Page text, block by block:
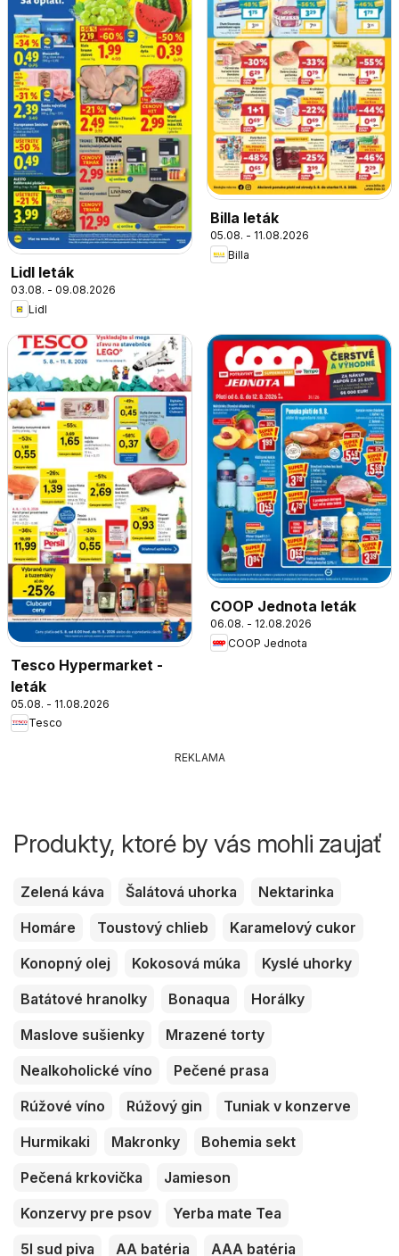
Lidl leták
03.08. - 09.08.2026
Lidl
Billa leták
05.08. - 11.08.2026
Billa
Tesco Hypermarket -
leták
05.08. - 11.08.2026
Tesco
COOP Jednota leták
06.08. - 12.08.2026
COOP Jednota
REKLAMA
Produkty, ktoré by vás mohli zaujať
Zelená káva Šalátová uhorka
Nektarinka
Homáre
Toustový chlieb
Karamelový cukor
Konopný olej
Kokosová múka
Kyslé uhorky
Batátové hranolky
Bonaqua
Horálky
Maslove sušienky
Mrazené torty
Nealkoholické víno
Pečené prasa
Rúžové víno
Rúžový gin
Tuniak v konzerve
Hurmikaki
Makronky
Bohemia sekt
Pečená krkovička
Jamieson
Konzervy pre psov
Yerba mate Tea
5l sud piva
AA batéria
AAA batéria